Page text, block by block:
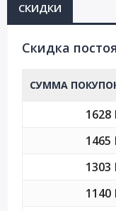
СКИДКИ
Cкидка
СУММА
1628
1465
1303
1140